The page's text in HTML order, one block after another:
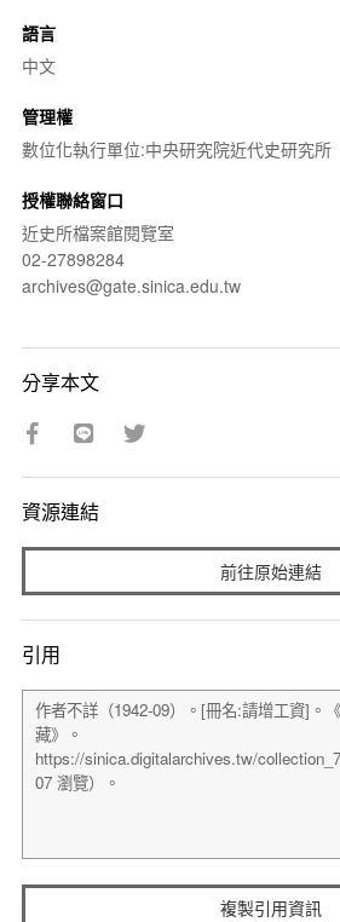
語言
中文
管理權
數位化執行單位:中央研究院近代史研究所
授權聯絡窗口
近史所檔案館閱覽室
02-27898284
archives@gate.sinica.edu.tw
分享本文
資源連結
前往原始連結
引用
複製引用資訊